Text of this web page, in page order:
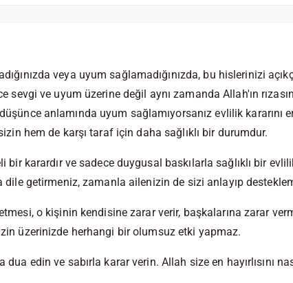
veya uyum sağlamadığınızda, bu hislerinizi
sevgi ve uyum üzerine değil aynı zamanda Allah'ın
anlamında uyum sağlamıyorsanız evlilik kararını
hem de karşı taraf için daha sağlıklı bir durumdur.
bir karardır ve sadece duygusal baskılarla sağlıklı bir
dile getirmeniz, zamanla ailenizin de sizi anlayıp
o kişinin kendisine zarar verir, başkalarına zarar
üzerinizde herhangi bir olumsuz etki yapmaz.
dua edin ve sabırla karar verin. Allah size en hayırlısını